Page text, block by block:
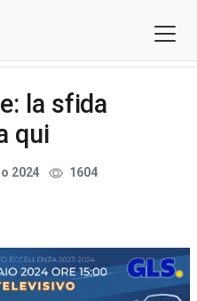
la sfida
qui
2024 1604